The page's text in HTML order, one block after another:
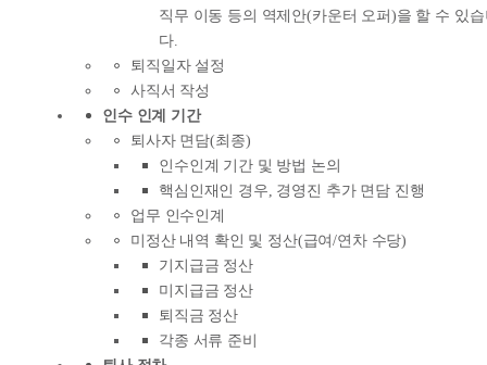
직무 이동 등의 역제안(카운터 오퍼)을 할 수 있습
다.
퇴직일자 설정
사직서 작성
인수 인계 기간
퇴사자 면담(최종)
인수인계 기간 및 방법 논의
핵심인재인 경우, 경영진 추가 면담 진행
업무 인수인계
미정산 내역 확인 및 정산(급여/연차 수당)
기지급금 정산
미지급금 정산
퇴직금 정산
각종 서류 준비